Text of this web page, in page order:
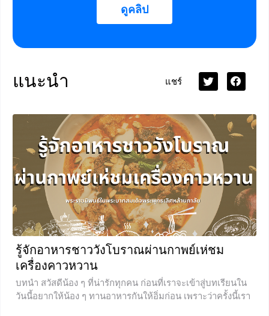
ดูคลิป
แนะนำ แชร์
รู้จักอาหารชาววังโบราณผ่านกาพย์เห่ชม
เครื่องคาวหวาน
บทนำ สวัสดีน้อง ๆ ที่น่ารักทุกคน ก่อนที่เราจะเข้าสู่บทเรียนใน
วันนี้อยากให้น้อง ๆ ทานอาหารกันให้อิ่มก่อน เพราะว่าครั้งนี้เรา